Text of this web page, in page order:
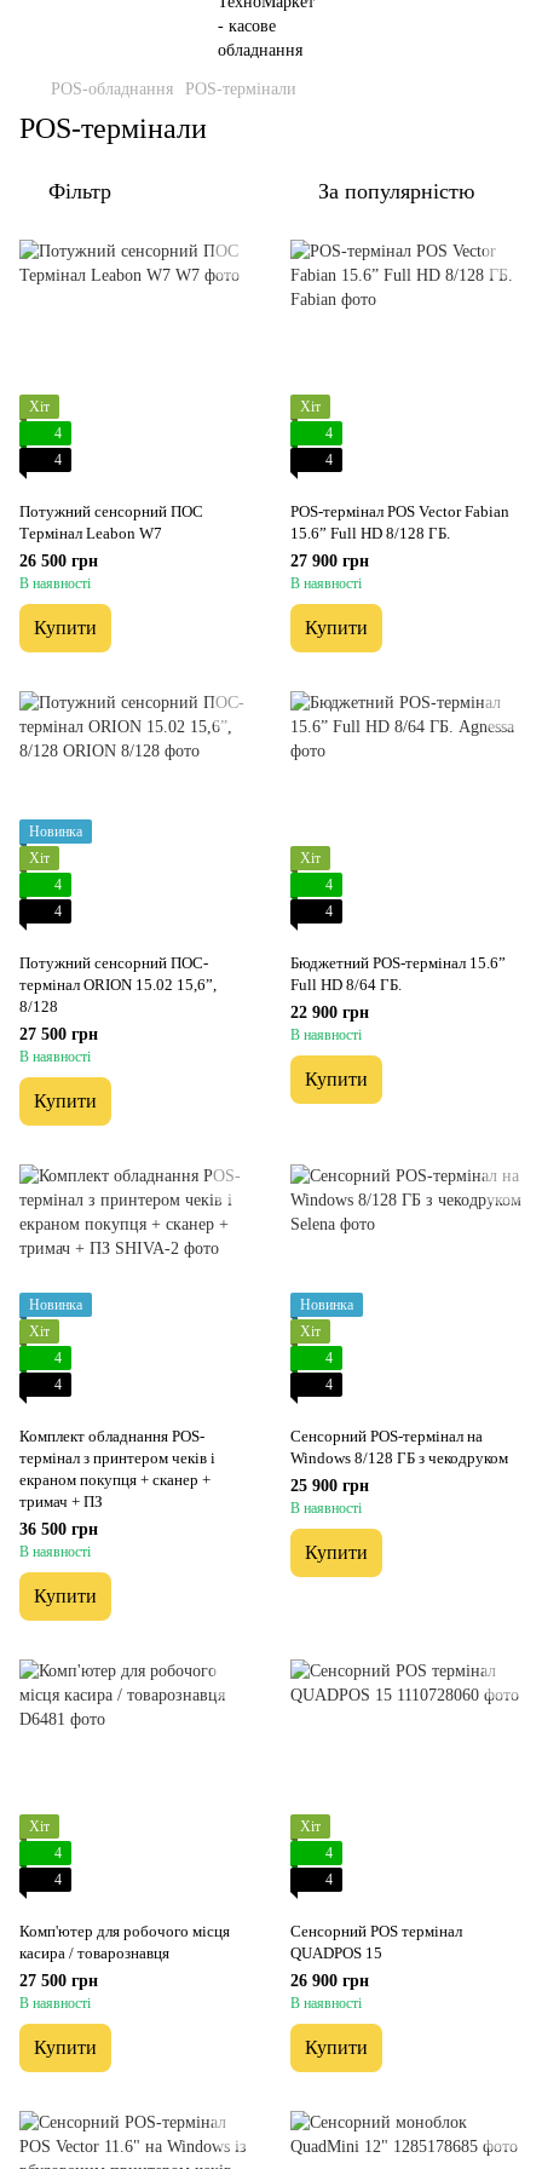
POS-обладнання POS-термінали
POS-термінали
Фільтр За популярністю
Хіт
4
4
Потужний сенсорний ПОС
Термінал Leabon W7
26 500 грн
В наявності
Купити
Хіт
4
4
POS-термінал POS Vector Fabian
15.6” Full HD 8/128 ГБ.
27 900 грн
В наявності
Купити
Новинка
Хіт
4
4
Потужний сенсорний ПОС-
термінал ORION 15.02 15,6”,
8/128
27 500 грн
В наявності
Купити
Хіт
4
4
Бюджетний POS-термінал 15.6”
Full HD 8/64 ГБ.
22 900 грн
В наявності
Купити
Новинка
Хіт
4
4
Комплект обладнання POS-
термінал з принтером чеків і
екраном покупця + сканер +
тримач + ПЗ
36 500 грн
В наявності
Купити
Новинка
Хіт
4
4
Сенсорний POS-термінал на
Windows 8/128 ГБ з чекодруком
25 900 грн
В наявності
Купити
Хіт
4
4
Комп'ютер для робочого місця
касира / товарознавця
27 500 грн
В наявності
Купити
Хіт
4
4
Сенсорний POS термінал
QUADPOS 15
26 900 грн
В наявності
Купити